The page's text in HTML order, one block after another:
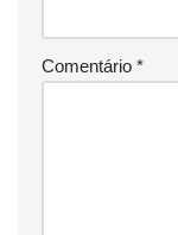
Comentário *